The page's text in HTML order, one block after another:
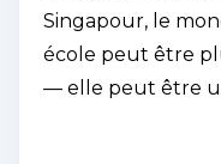
Singapour, le
école peut être
— elle peut être